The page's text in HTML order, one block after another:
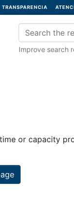
TRANSPARENCIA
Improve search
or capacity